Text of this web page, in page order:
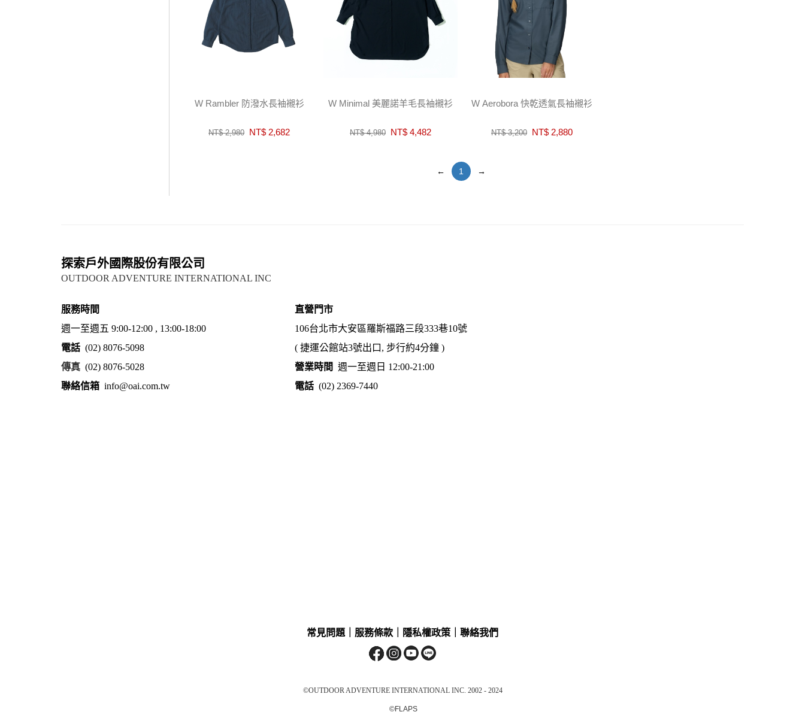
W Rambler 防潑水長袖襯衫
NT$ 2,980 NT$ 2,682
W Minimal 美麗諾羊毛長袖襯衫
NT$ 4,980 NT$ 4,482
W Aerobora 快乾透氣長袖襯衫
NT$ 3,200 NT$ 2,880
← 1 →
探索戶外國際股份有限公司
OUTDOOR ADVENTURE INTERNATIONAL INC
服務時間
週一至週五 9:00-12:00 , 13:00-18:00
電話 (02) 8076-5098
傳真 (02) 8076-5028
聯絡信箱 info@oai.com.tw
直營門市
106台北市大安區羅斯福路三段333巷10號
( 捷運公館站3號出口, 步行約4分鐘 )
營業時間 週一至週日 12:00-21:00
電話 (02) 2369-7440
常見問題 服務條款 隱私權政策 聯絡我們
©OUTDOOR ADVENTURE INTERNATIONAL INC. 2002 - 2024
©FLAPS